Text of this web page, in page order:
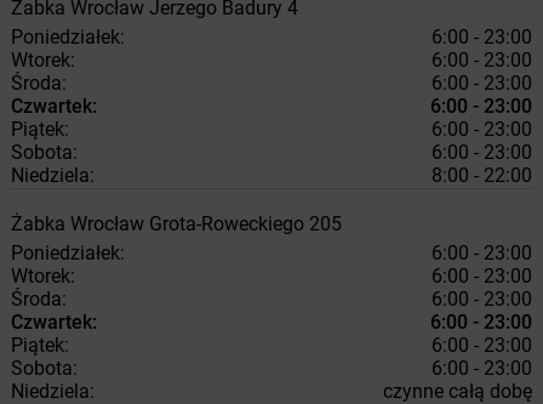
Żabka Wrocław Jerzego Badury 4
Poniedziałek:
6:00 - 23:00
Wtorek:
6:00 - 23:00
Środa:
6:00 - 23:00
Czwartek:
6:00 - 23:00
Piątek:
6:00 - 23:00
Sobota:
6:00 - 23:00
Niedziela:
8:00 - 22:00
Żabka Wrocław Grota-Roweckiego 205
Poniedziałek:
6:00 - 23:00
Wtorek:
6:00 - 23:00
Środa:
6:00 - 23:00
Czwartek:
6:00 - 23:00
Piątek:
6:00 - 23:00
Sobota:
6:00 - 23:00
Niedziela:
czynne całą dobę